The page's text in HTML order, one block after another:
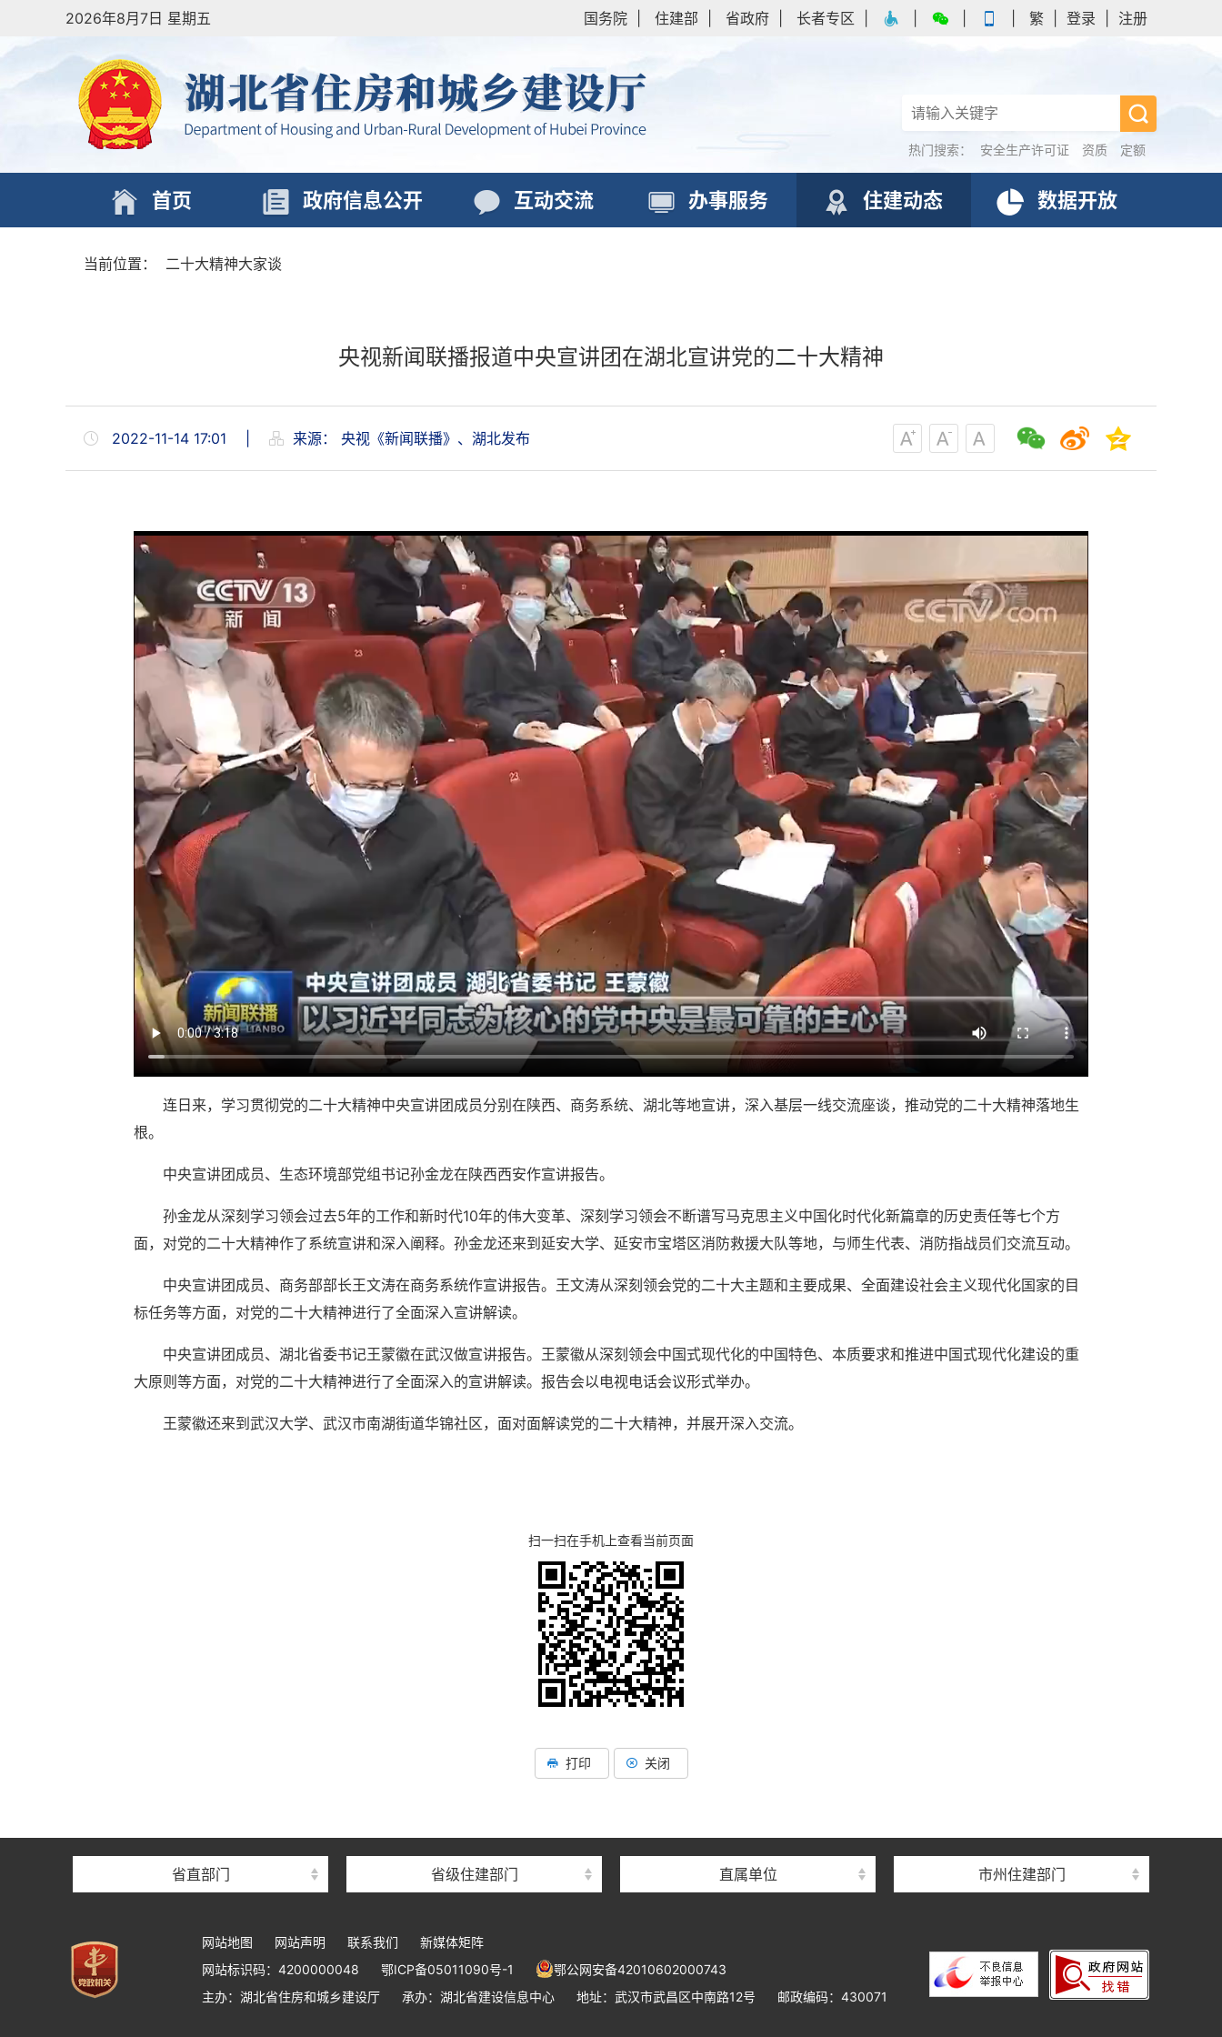
2026年8月7日 星期五 国务院 住建部 省政府 长者专区 繁 登录 注册
热门搜索： 安全生产许可证 资质 定额
首页 政府信息公开 互动交流 办事服务 住建动态 数据开放
当前位置： 二十大精神大家谈
央视新闻联播报道中央宣讲团在湖北宣讲党的二十大精神
2022-11-14 17:01 来源： 央视《新闻联播》、湖北发布
连日来，学习贯彻党的二十大精神中央宣讲团成员分别在陕西、商务系统、湖北等地宣讲，深入基层一线交流座谈，推动党的二十大精神落地生
根。
中央宣讲团成员、生态环境部党组书记孙金龙在陕西西安作宣讲报告。
孙金龙从深刻学习领会过去5年的工作和新时代10年的伟大变革、深刻学习领会不断谱写马克思主义中国化时代化新篇章的历史责任等七个方
面，对党的二十大精神作了系统宣讲和深入阐释。孙金龙还来到延安大学、延安市宝塔区消防救援大队等地，与师生代表、消防指战员们交流互动。
中央宣讲团成员、商务部部长王文涛在商务系统作宣讲报告。王文涛从深刻领会党的二十大主题和主要成果、全面建设社会主义现代化国家的目
标任务等方面，对党的二十大精神进行了全面深入宣讲解读。
中央宣讲团成员、湖北省委书记王蒙徽在武汉做宣讲报告。王蒙徽从深刻领会中国式现代化的中国特色、本质要求和推进中国式现代化建设的重
大原则等方面，对党的二十大精神进行了全面深入的宣讲解读。报告会以电视电话会议形式举办。
王蒙徽还来到武汉大学、武汉市南湖街道华锦社区，面对面解读党的二十大精神，并展开深入交流。
扫一扫在手机上查看当前页面
打印 关闭
省直部门 省级住建部门 直属单位
湖北省住建厅机关后勤服务中心
湖北省建设工程质量安全监督总站
湖北省建设工程标准定额管理总站
湖北省城乡建设发展中心
市州住建部门
网站地图 网站声明 联系我们
新媒体矩阵
网站标识码：4200000048
鄂ICP备05011090号-1
鄂公网安备42010602000743
主办：湖北省住房和城乡建设厅
承办：湖北省建设信息中心 地址：武汉市武昌区中南路12号 邮政编码：430071